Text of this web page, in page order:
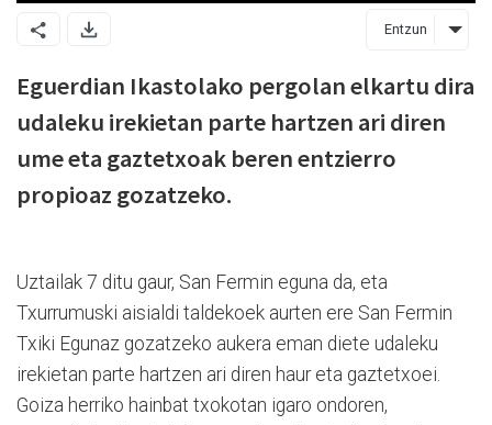
Entzun
Eguerdian Ikastolako pergolan elkartu dira
udaleku irekietan parte hartzen ari diren
ume eta gaztetxoak beren entzierro
propioaz gozatzeko.
Uztailak 7 ditu gaur, San Fermin eguna da, eta
Txurrumuski aisialdi taldekoek aurten ere San Fermin
Txiki Egunaz gozatzeko aukera eman diete udaleku
irekietan parte hartzen ari diren haur eta gaztetxoei.
Goiza herriko hainbat txokotan igaro ondoren,